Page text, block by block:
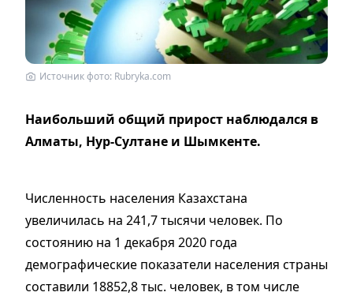
Источник фото: Rubryka.com
Наибольший общий прирост наблюдался в
Алматы, Нур-Султане и Шымкенте.
Численность населения Казахстана
увеличилась на 241,7 тысячи человек. По
состоянию на 1 декабря 2020 года
демографические показатели населения страны
составили 18852,8 тыс. человек, в том числе